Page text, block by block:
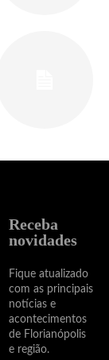
Receba
novidades
Fique atualizado
com as principais
notícias e
acontecimentos
de Florianópolis
e região.